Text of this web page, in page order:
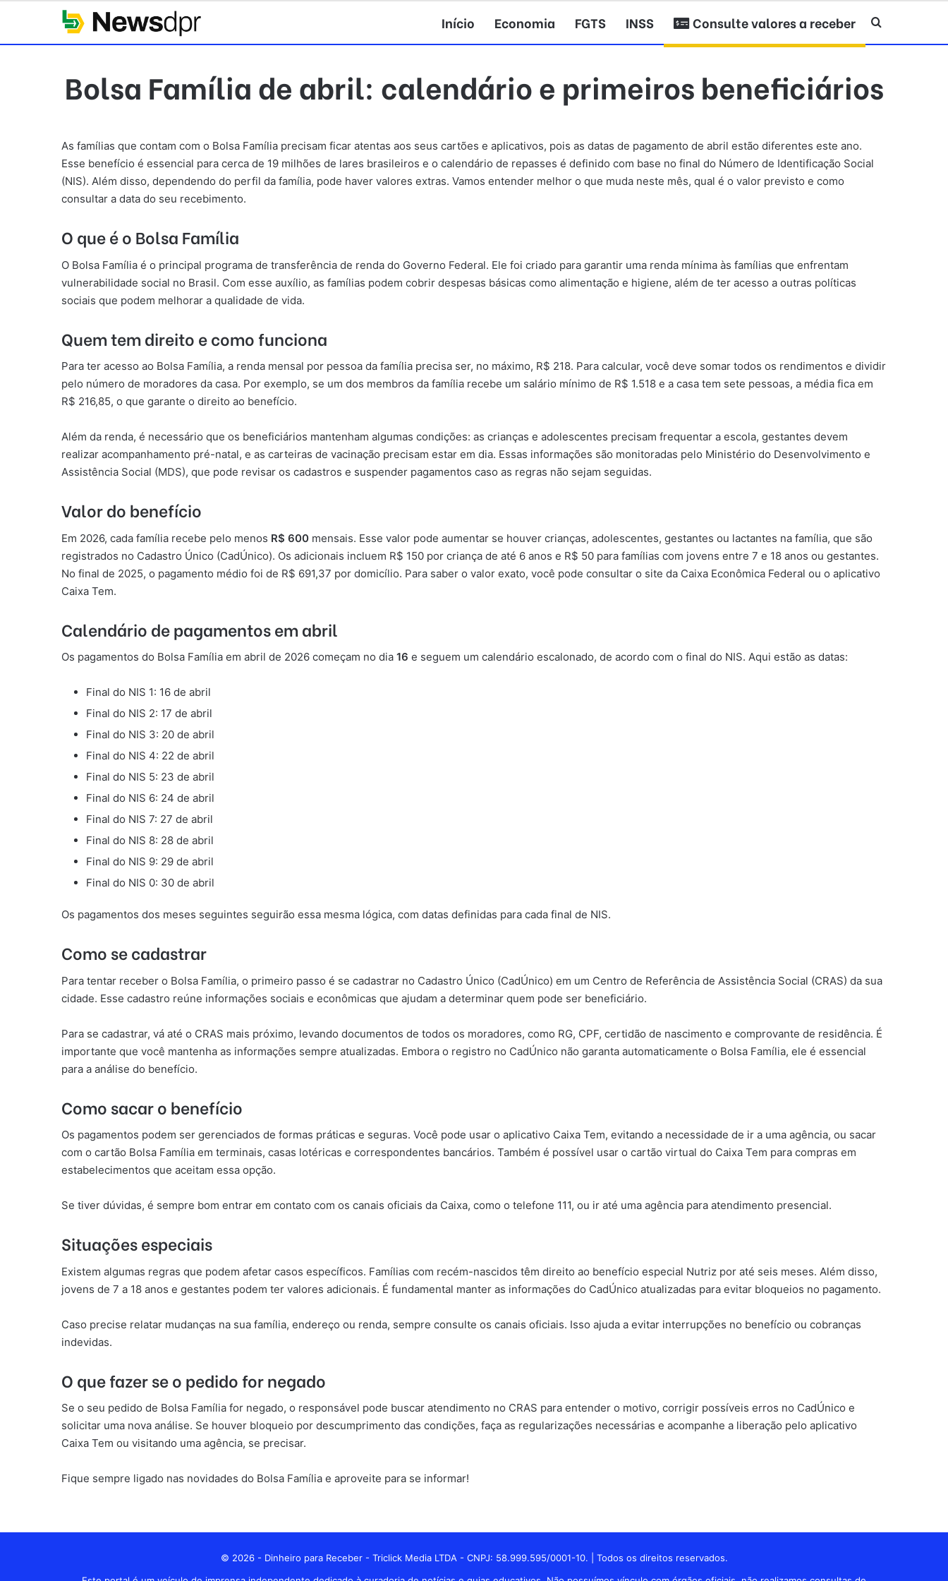
Início Economia FGTS INSS Consulte valores a receber Procurar por
Bolsa Família de abril: calendário e primeiros beneficiários
As famílias que contam com o Bolsa Família precisam ficar atentas aos seus cartões e aplicativos, pois as datas de pagamento de abril estão diferentes este ano.
Esse benefício é essencial para cerca de 19 milhões de lares brasileiros e o calendário de repasses é definido com base no final do Número de Identificação Social
(NIS). Além disso, dependendo do perfil da família, pode haver valores extras. Vamos entender melhor o que muda neste mês, qual é o valor previsto e como
consultar a data do seu recebimento.
O que é o Bolsa Família
O Bolsa Família é o principal programa de transferência de renda do Governo Federal. Ele foi criado para garantir uma renda mínima às famílias que enfrentam
vulnerabilidade social no Brasil. Com esse auxílio, as famílias podem cobrir despesas básicas como alimentação e higiene, além de ter acesso a outras políticas
sociais que podem melhorar a qualidade de vida.
Quem tem direito e como funciona
Para ter acesso ao Bolsa Família, a renda mensal por pessoa da família precisa ser, no máximo, R$ 218. Para calcular, você deve somar todos os rendimentos e dividir
pelo número de moradores da casa. Por exemplo, se um dos membros da família recebe um salário mínimo de R$ 1.518 e a casa tem sete pessoas, a média fica em
R$ 216,85, o que garante o direito ao benefício.
Além da renda, é necessário que os beneficiários mantenham algumas condições: as crianças e adolescentes precisam frequentar a escola, gestantes devem
realizar acompanhamento pré-natal, e as carteiras de vacinação precisam estar em dia. Essas informações são monitoradas pelo Ministério do Desenvolvimento e
Assistência Social (MDS), que pode revisar os cadastros e suspender pagamentos caso as regras não sejam seguidas.
Valor do benefício
Em 2026, cada família recebe pelo menos R$ 600 mensais. Esse valor pode aumentar se houver crianças, adolescentes, gestantes ou lactantes na família, que são
registrados no Cadastro Único (CadÚnico). Os adicionais incluem R$ 150 por criança de até 6 anos e R$ 50 para famílias com jovens entre 7 e 18 anos ou gestantes.
No final de 2025, o pagamento médio foi de R$ 691,37 por domicílio. Para saber o valor exato, você pode consultar o site da Caixa Econômica Federal ou o aplicativo
Caixa Tem.
Calendário de pagamentos em abril
Os pagamentos do Bolsa Família em abril de 2026 começam no dia 16 e seguem um calendário escalonado, de acordo com o final do NIS. Aqui estão as datas:
Final do NIS 1: 16 de abril
Final do NIS 2: 17 de abril
Final do NIS 3: 20 de abril
Final do NIS 4: 22 de abril
Final do NIS 5: 23 de abril
Final do NIS 6: 24 de abril
Final do NIS 7: 27 de abril
Final do NIS 8: 28 de abril
Final do NIS 9: 29 de abril
Final do NIS 0: 30 de abril
Os pagamentos dos meses seguintes seguirão essa mesma lógica, com datas definidas para cada final de NIS.
Como se cadastrar
Para tentar receber o Bolsa Família, o primeiro passo é se cadastrar no Cadastro Único (CadÚnico) em um Centro de Referência de Assistência Social (CRAS) da sua
cidade. Esse cadastro reúne informações sociais e econômicas que ajudam a determinar quem pode ser beneficiário.
Para se cadastrar, vá até o CRAS mais próximo, levando documentos de todos os moradores, como RG, CPF, certidão de nascimento e comprovante de residência. É
importante que você mantenha as informações sempre atualizadas. Embora o registro no CadÚnico não garanta automaticamente o Bolsa Família, ele é essencial
para a análise do benefício.
Como sacar o benefício
Os pagamentos podem ser gerenciados de formas práticas e seguras. Você pode usar o aplicativo Caixa Tem, evitando a necessidade de ir a uma agência, ou sacar
com o cartão Bolsa Família em terminais, casas lotéricas e correspondentes bancários. Também é possível usar o cartão virtual do Caixa Tem para compras em
estabelecimentos que aceitam essa opção.
Se tiver dúvidas, é sempre bom entrar em contato com os canais oficiais da Caixa, como o telefone 111, ou ir até uma agência para atendimento presencial.
Situações especiais
Existem algumas regras que podem afetar casos específicos. Famílias com recém-nascidos têm direito ao benefício especial Nutriz por até seis meses. Além disso,
jovens de 7 a 18 anos e gestantes podem ter valores adicionais. É fundamental manter as informações do CadÚnico atualizadas para evitar bloqueios no pagamento.
Caso precise relatar mudanças na sua família, endereço ou renda, sempre consulte os canais oficiais. Isso ajuda a evitar interrupções no benefício ou cobranças
indevidas.
O que fazer se o pedido for negado
Se o seu pedido de Bolsa Família for negado, o responsável pode buscar atendimento no CRAS para entender o motivo, corrigir possíveis erros no CadÚnico e
solicitar uma nova análise. Se houver bloqueio por descumprimento das condições, faça as regularizações necessárias e acompanhe a liberação pelo aplicativo
Caixa Tem ou visitando uma agência, se precisar.
Fique sempre ligado nas novidades do Bolsa Família e aproveite para se informar!
© 2026 - Dinheiro para Receber - Triclick Media LTDA - CNPJ: 58.999.595/0001-10. | Todos os direitos reservados.